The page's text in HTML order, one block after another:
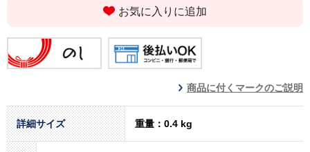
お気に入りに追加
商品に付くマークのご説明
詳細サイズ 重量：0.4 kg